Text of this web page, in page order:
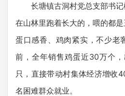
长塘镇古洞村党总支部书记
在山林里跑着长大的，喂的都
蛋口感香、鸡肉紧实，不少老
前，全年销售鸡蛋近30万个
只，直接带动村集体经济增收
名困难群众就业。